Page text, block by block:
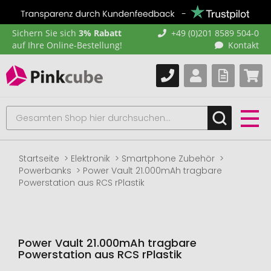
Sichern Sie sich 3% Rabatt
auf Ihre Online-Bestellung!
+49 (0)201 8589 504-0
Kontakt
Startseite Elektronik
Smartphone Zubehör
Powerbanks
Power Vault 21.000mAh tragbare
Powerstation aus RCS rPlastik
Power Vault 21.000mAh tragbare
Powerstation aus RCS rPlastik